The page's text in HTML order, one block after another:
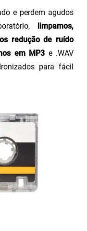
e perdem agudos
limpamos,
redução de ruído
em MP3 e .WAV
para fácil